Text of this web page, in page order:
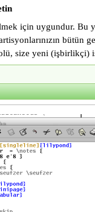
için uygundur. Bu
bütün
size yeni (işbirlikçi)